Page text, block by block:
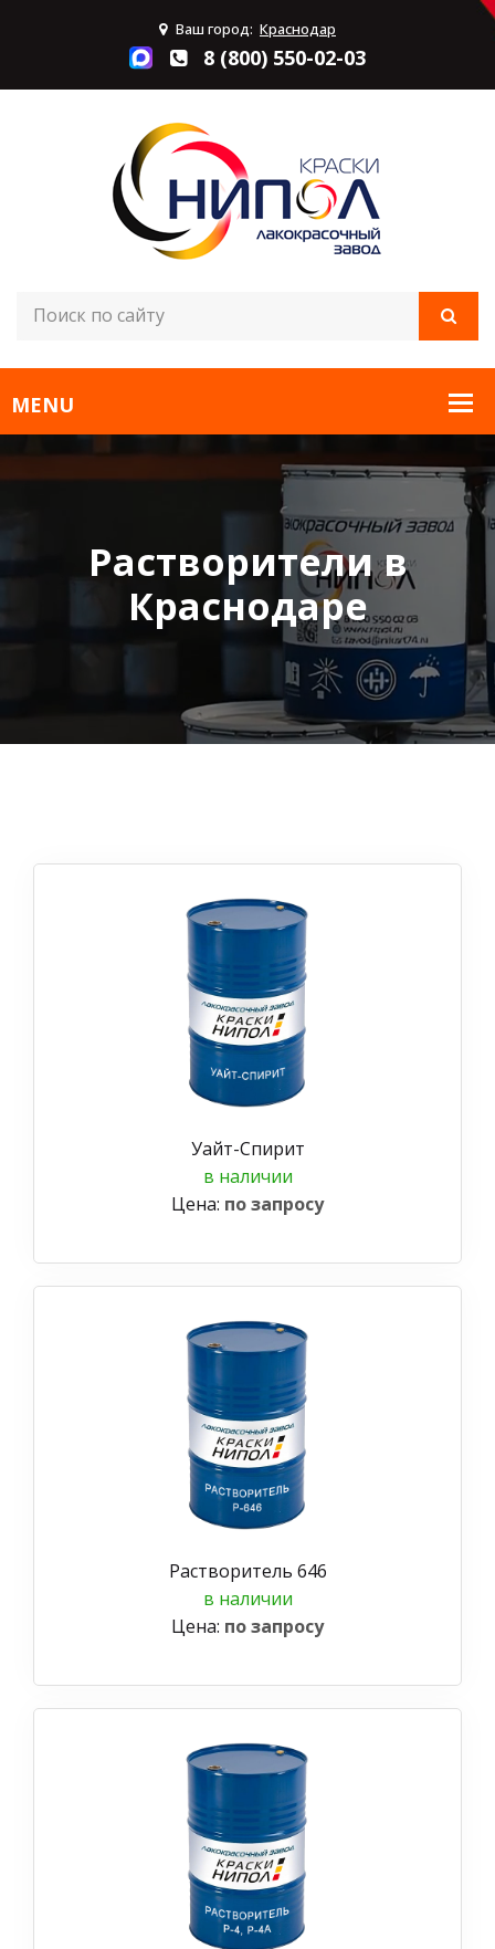
Ваш город: Краснодар
8 (800) 550-02-03
Растворители в
Краснодаре
Уайт-Спирит
в наличии
Цена: по запросу
Растворитель 646
в наличии
Цена: по запросу